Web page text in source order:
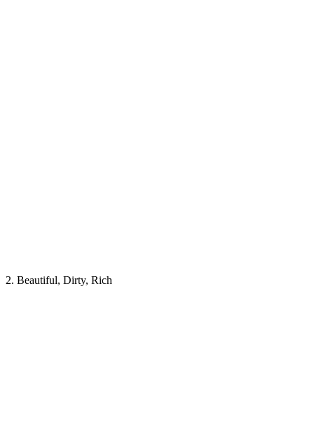
2. Beautiful, Dirty, Rich